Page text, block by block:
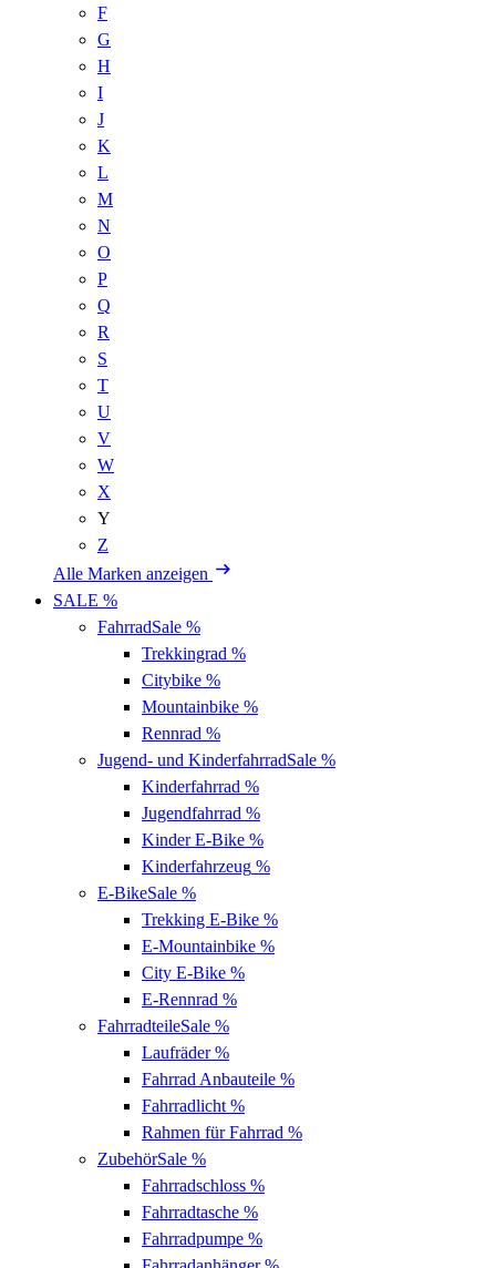
F
G
H
I
J
K
L
M
N
O
P
Q
R
S
T
U
V
W
X
Y
Z
Alle Marken anzeigen
SALE %
FahrradSale %
Trekkingrad %
Citybike %
Mountainbike %
Rennrad %
Jugend- und KinderfahrradSale %
Kinderfahrrad %
Jugendfahrrad %
Kinder E-Bike %
Kinderfahrzeug %
E-BikeSale %
Trekking E-Bike %
E-Mountainbike %
City E-Bike %
E-Rennrad %
FahrradteileSale %
Laufräder%
Fahrrad Anbauteile %
Fahrradlicht %
Rahmen für Fahrrad %
ZubehörSale %
Fahrradschloss %
Fahrradtasche %
Fahrradpumpe %